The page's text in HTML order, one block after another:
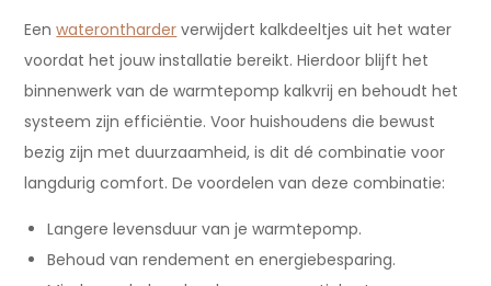
Eenwaterontharder verwijdert kalkdeeltjes uit het water
voordat het jouw installatie bereikt. Hierdoor blijft het
binnenwerk van de warmtepomp kalkvrij en behoudt het
systeem zijn efficiëntie. Voor huishoudens die bewust
bezig zijn met duurzaamheid, is dit dé combinatie voor
langdurig comfort. De voordelen van deze combinatie:
Langere levensduur van je warmtepomp.
Behoud van rendement en energiebesparing.